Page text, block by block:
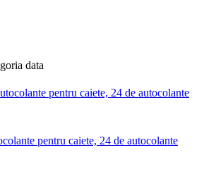
data
pentru caiete, 24 de autocolante